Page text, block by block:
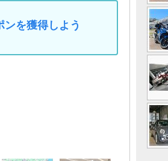
を獲得しよう